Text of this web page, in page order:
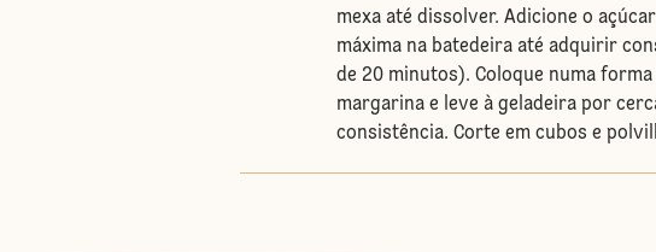
mexa até dissolver. Adicione o
máxima na batedeira até adquirir
de 20 minutos). Coloque numa
margarina e leve à geladeira por
consistência. Corte em cubos e